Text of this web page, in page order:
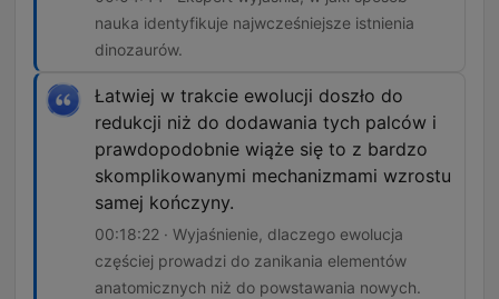
nauka identyfikuje najwcześniejsze istnienia
dinozaurów.
Łatwiej w trakcie ewolucji doszło do
redukcji niż do dodawania tych palców i
prawdopodobnie wiąże się to z bardzo
skomplikowanymi mechanizmami wzrostu
samej kończyny.
00:18:22 · Wyjaśnienie, dlaczego ewolucja
częściej prowadzi do zanikania elementów
anatomicznych niż do powstawania nowych.